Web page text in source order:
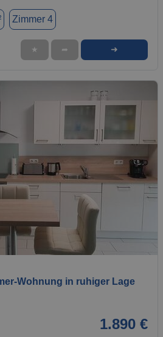
Zimmer 4
★ ➦ ➜
Wohnung in ruhiger Lage
1.890 €